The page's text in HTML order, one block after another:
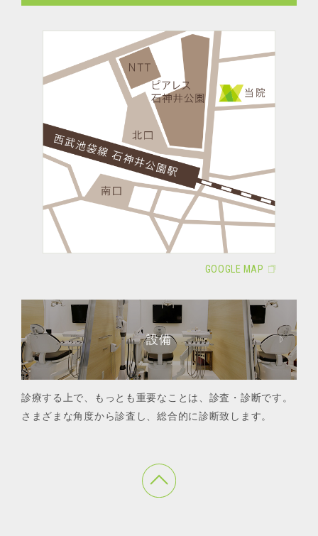
GOOGLE MAP
設備
診療する上で、もっとも重要なことは、診査・診断です。
さまざまな角度から診査し、総合的に診断致します。